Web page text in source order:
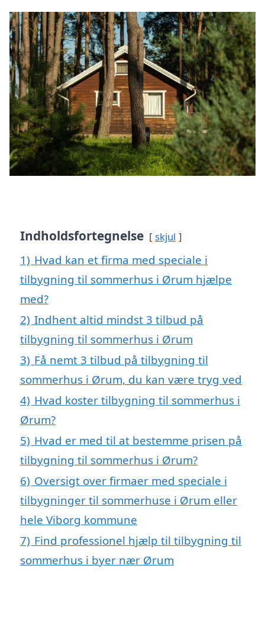
Indholdsfortegnelse skjul
1) Hvad kan et firma med speciale i
tilbygning til sommerhus i Ørum hjælpe
med?
2) Indhent altid mindst 3 tilbud på
tilbygning til sommerhus i Ørum
3) Få nemt 3 tilbud på tilbygning til
sommerhus i Ørum, du kan være tryg ved
4) Hvad koster tilbygning til sommerhus i
Ørum?
5) Hvad er med til at bestemme prisen på
tilbygning til sommerhus i Ørum?
6) Oversigt over firmaer med speciale i
tilbygninger til sommerhuse i Ørum eller
hele Viborg kommune
7) Find professionel hjælp til tilbygning til
sommerhus i byer nær Ørum